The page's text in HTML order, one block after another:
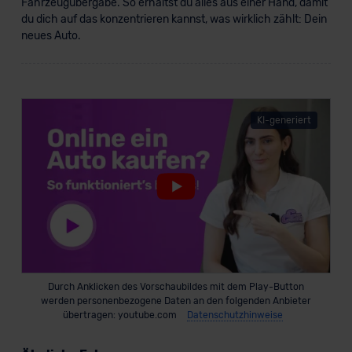
Datenschutzklauseln können Sie über den Kontakt zu
unserem Datenschutzbeauftragten unter
Fahrzeugübergabe. So erhältst du alles aus einer Hand, damit
du dich auf das konzentrieren kannst, was wirklich zählt: Dein
neues Auto.
KI-generiert
Durch Anklicken des Vorschaubildes mit dem Play-Button
werden personenbezogene Daten an den folgenden Anbieter
übertragen: youtube.com
Datenschutzhinweise